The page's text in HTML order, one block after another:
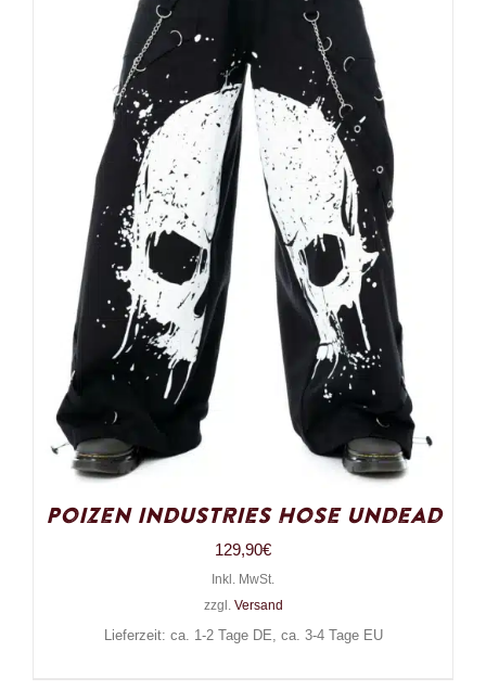
Poizen Industries Hose Undead
129,90€
Inkl. MwSt.
zzgl. Versand
Lieferzeit: ca. 1-2 Tage DE, ca. 3-4 Tage EU